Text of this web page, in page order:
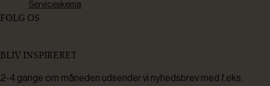
Serviceskema
FØLG OS
BLIV INSPIRERET
2-4 gange om måneden udsender vi nyhedsbrev med f.eks.